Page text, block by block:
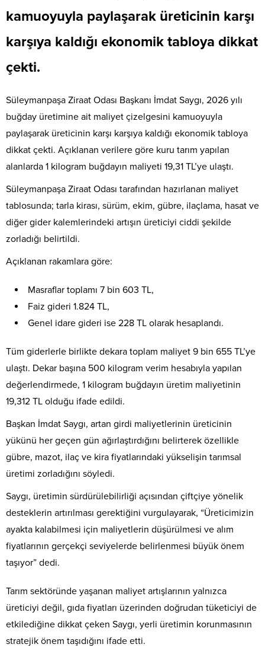
kamuoyuyla paylaşarak üreticinin karşı
karşıya kaldığı ekonomik tabloya dikkat
çekti.
Süleymanpaşa Ziraat Odası Başkanı İmdat Saygı, 2026 yılı
buğday üretimine ait maliyet çizelgesini kamuoyuyla
paylaşarak üreticinin karşı karşıya kaldığı ekonomik tabloya
dikkat çekti. Açıklanan verilere göre kuru tarım yapılan
alanlarda 1 kilogram buğdayın maliyeti 19,31 TL’ye ulaştı.
Süleymanpaşa Ziraat Odası tarafından hazırlanan maliyet
tablosunda; tarla kirası, sürüm, ekim, gübre, ilaçlama, hasat ve
diğer gider kalemlerindeki artışın üreticiyi ciddi şekilde
zorladığı belirtildi.
Açıklanan rakamlara göre:
Masraflar toplamı 7 bin 603 TL,
Faiz gideri 1.824 TL,
Genel idare gideri ise 228 TL olarak hesaplandı.
Tüm giderlerle birlikte dekara toplam maliyet 9 bin 655 TL’ye
ulaştı. Dekar başına 500 kilogram verim hesabıyla yapılan
değerlendirmede, 1 kilogram buğdayın üretim maliyetinin
19,312 TL olduğu ifade edildi.
Başkan İmdat Saygı, artan girdi maliyetlerinin üreticinin
yükünü her geçen gün ağırlaştırdığını belirterek özellikle
gübre, mazot, ilaç ve kira fiyatlarındaki yükselişin tarımsal
üretimi zorladığını söyledi.
Saygı, üretimin sürdürülebilirliği açısından çiftçiye yönelik
desteklerin artırılması gerektiğini vurgulayarak, “Üreticimizin
ayakta kalabilmesi için maliyetlerin düşürülmesi ve alım
fiyatlarının gerçekçi seviyelerde belirlenmesi büyük önem
taşıyor” dedi.
Tarım sektöründe yaşanan maliyet artışlarının yalnızca
üreticiyi değil, gıda fiyatları üzerinden doğrudan tüketiciyi de
etkilediğine dikkat çeken Saygı, yerli üretimin korunmasının
stratejik önem taşıdığını ifade etti.